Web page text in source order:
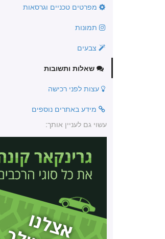
מפרטים טכניים וגרסאות
תמונות
צבעים
שאלות ותשובות
עצות לפני רכישה
מידע באתרים נוספים
עשוי גם לעניין אותך: